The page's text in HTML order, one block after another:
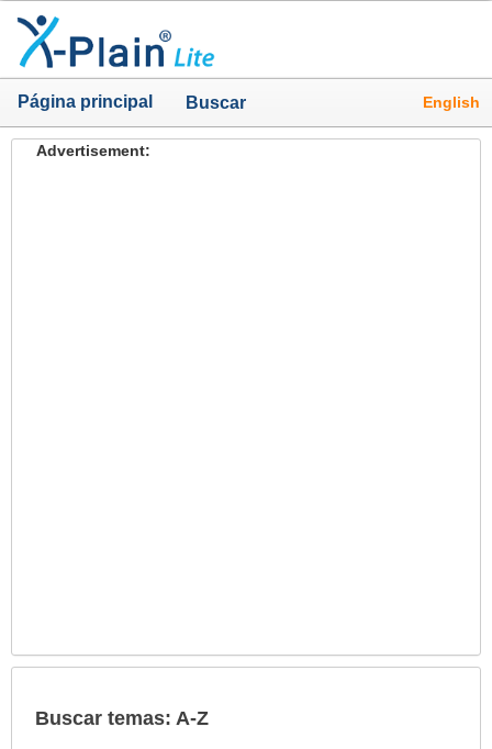
Página principal Buscar English
Advertisement:
Buscar temas: A-Z